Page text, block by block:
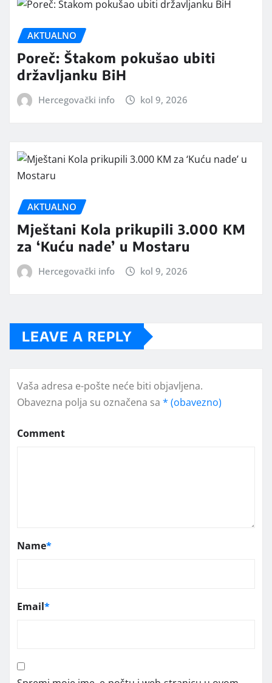
AKTUALNO
Poreč: Štakom pokušao ubiti
državljanku BiH
Hercegovački info kol 9, 2026
AKTUALNO
Mještani Kola prikupili 3.000 KM
za ‘Kuću nade’ u Mostaru
Hercegovački info kol 9, 2026
LEAVE A REPLY
Vaša adresa e-pošte neće biti objavljena.
Obavezna polja su označena sa * (obavezno)
Comment
Name*
Email*